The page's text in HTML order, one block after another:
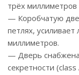
трёх
— Коробчатую
петлях,
миллиметров.
— Дверь
секретности